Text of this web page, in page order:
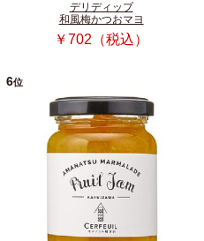
デリディップ
和風梅かつおマヨ
￥702（税込）
6位